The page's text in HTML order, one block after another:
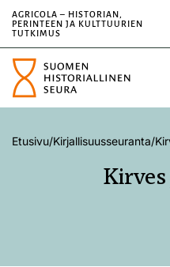
AGRICOLA – HISTORIAN,
PERINTEEN JA KULTTUURIEN
TUTKIMUS
Etusivu/Kirjallisuusseuranta/